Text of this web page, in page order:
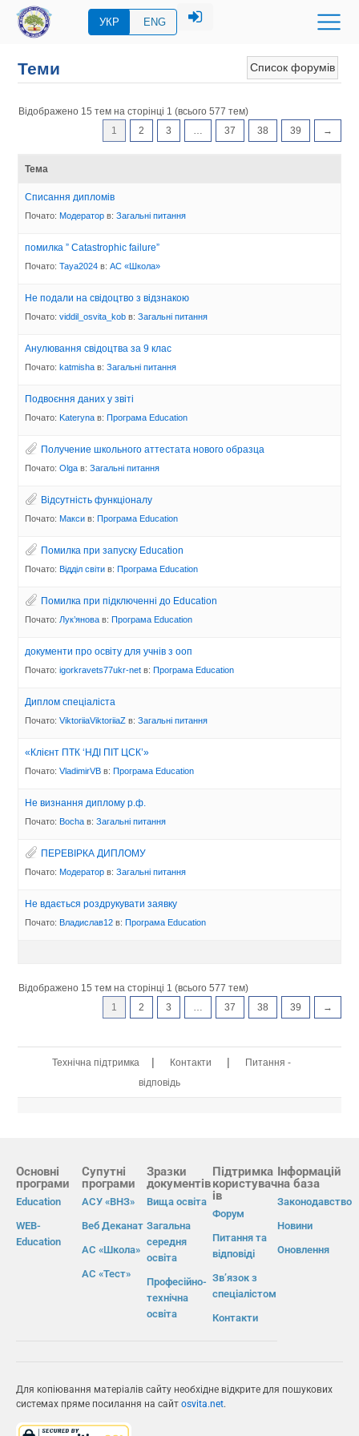
УКР ENG
Список форумів
Теми
Відображено 15 тем на сторінці 1 (всього 577 тем)
1
2 3 37 38 39 →
Тема
Списання дипломів
Почато:Модератор в:Загальні питання
помилка ” Catastrophic failure”
Почато:Taya2024 в:АС «Школа»
Не подали на свідоцтво з відзнакою
Почато:viddil_osvita_kob в:Загальні питання
Анулювання свідоцтва за 9 клас
Почато:katmisha в:Загальні питання
Подвоєння даних у звіті
Почато:Kateryna в:Програма Eduсation
Получение школьного аттестата нового образца
Почато:Olga в:Загальні питання
Відсутність функціоналу
Почато:Макси в:Програма Eduсation
Помилка при запуску Education
Почато:Відділ світи в:Програма Eduсation
Помилка при підключенні до Education
Почато: Лук’янова в:Програма Eduсation
документи про освіту для учнів з ооп
Почато:igorkravets77ukr-net в:Програма Eduсation
Диплом спеціаліста
Почато:ViktoriiaViktoriiaZ в:Загальні питання
«Клієнт ПТК ‘НДІ ПІТ ЦСК’»
Почато:VladimirVB в:Програма Eduсation
Не визнання диплому р.ф.
Почато:Bocha в:Загальні питання
ПЕРЕВIРКА ДИПЛОМУ
Почато:Модератор в:Загальні питання
Не вдається роздрукувати заявку
Почато:Владислав12 в:Програма Eduсation
Відображено 15 тем на сторінці 1 (всього 577 тем)
1
2 3 37 38 39 →
Технічна підтримка | Контакти |
Питання -
відповідь
Основні
програми
Education
WEB-
Education
Супутні
програми
АСУ «ВНЗ»
Веб Деканат
АС «Школа»
АС «Тест»
Зразки
документів
Вища освіта
Загальна
середня
освіта
Професійно-
технічна
освіта
Підтримка
користувач
ів
Форум
Питання та
відповіді
Зв’язок з
спеціалістом
Контакти
Інформацій
на база
Законодавство
Новини
Оновлення
Для копіювання матеріалів сайту необхідне відкрите для пошукових
системах пряме посилання на сайт osvita.net.